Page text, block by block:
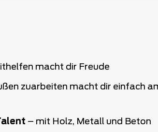
macht dir Freude
zuarbeiten macht dir einfach
– mit Holz, Metall und Beton